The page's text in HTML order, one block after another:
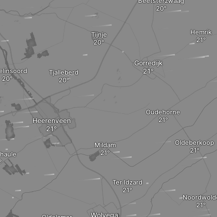
Tjalleberd
Heerenveen
Tijnje Hemrik
Gorredijk
Oudehorne
Oldeberkoop
Mildam
Ter Idzard
Wolvega